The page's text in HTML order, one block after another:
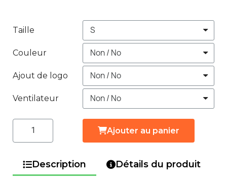
Taille
Couleur
Ajout de logo
Ventilateur
Ajouter au panier
Description Détails du produit